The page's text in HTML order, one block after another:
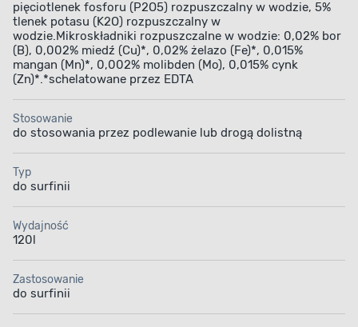
PRODUKT W FORMIE KONCENTRATU
Łatwość przygotowania
roztworu
Nawóz do surfinii BIOPON ma formę koncentratu.
Dzięki temu po sporządzeniu roztworu wodnego
pięciotlenek fosforu (P2O5) rozpuszczalny w wodzie, 5%
tlenek potasu (K2O) rozpuszczalny w
wodzie.Mikroskładniki rozpuszczalne w wodzie: 0,02% bor
(B), 0,002% miedź (Cu)*, 0,02% żelazo (Fe)*, 0,015%
mangan (Mn)*, 0,002% molibden (Mo), 0,015% cynk
(Zn)*.*schelatowane przez EDTA
Stosowanie
do stosowania przez podlewanie lub drogą dolistną
Typ
do surfinii
Wydajność
120l
Zastosowanie
do surfinii